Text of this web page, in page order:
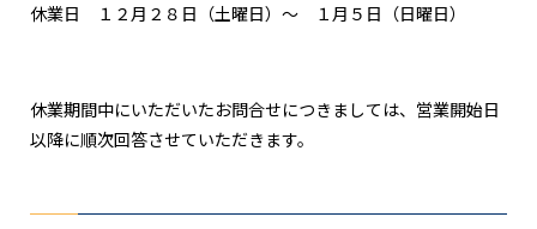
休業日 １２月２８日（土曜日）～ １月５日（日曜日）
休業期間中にいただいたお問合せにつきましては、営業開始日
以降に順次回答させていただきます。